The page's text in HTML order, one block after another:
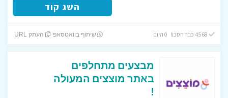
השג קוד
4568 כבר חסכו! 0 היום שיתוף בוואטסאפ העתק URL
מבצעים מתחלפים
באתר מוצצים המעולה
!